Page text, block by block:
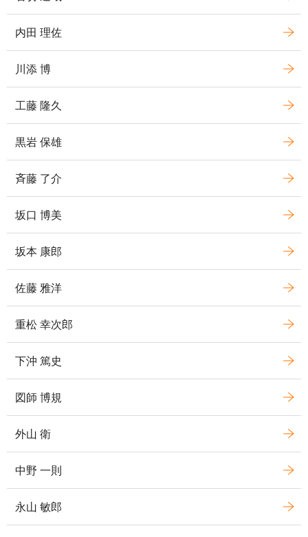
内田 理佐
川添 博
工藤 隆久
黒岩 保雄
斉藤 了介
坂口 博美
坂本 康郎
佐藤 雅洋
重松 幸次郎
下沖 篤史
図師 博規
外山 衛
中野 一則
永山 敏郎